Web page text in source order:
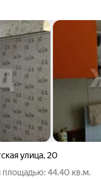
улица, 20
площадью: 44.40 кв.м.